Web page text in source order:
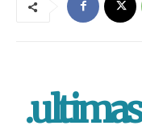
.ultimas